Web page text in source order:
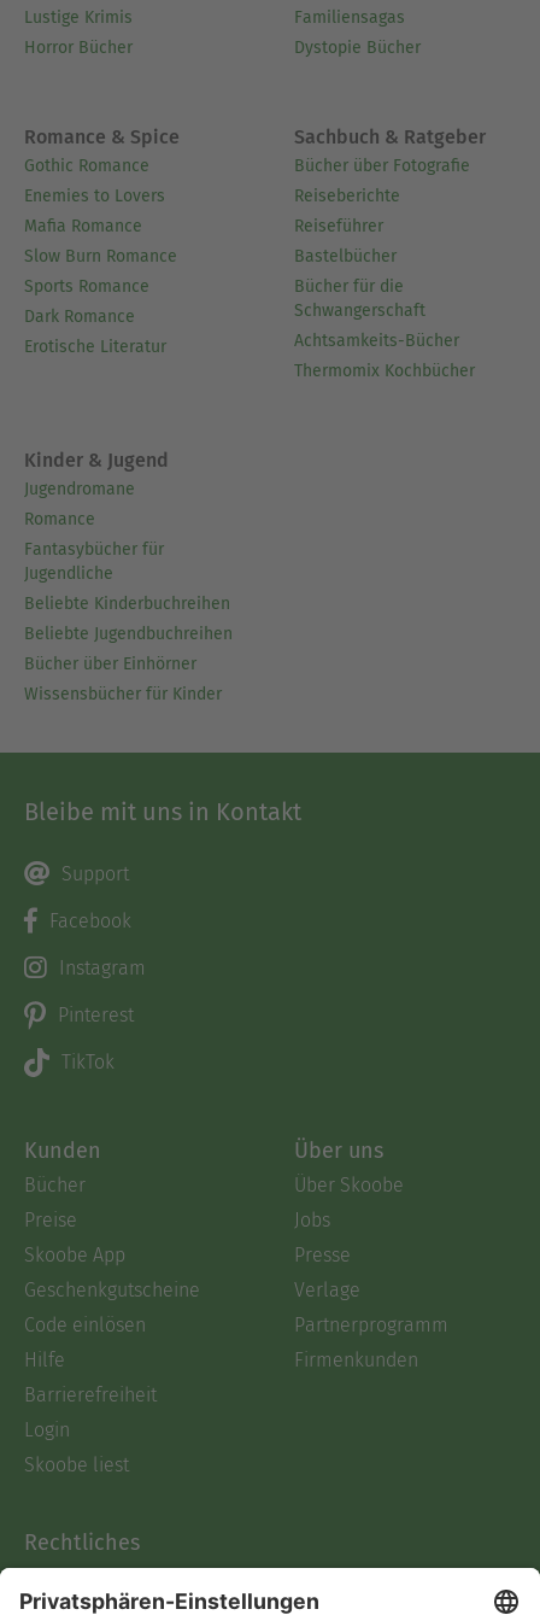
Lustige Krimis
Horror Bücher
Familiensagas
Dystopie Bücher
Romance & Spice
Gothic Romance
Enemies to Lovers
Mafia Romance
Slow Burn Romance
Sports Romance
Dark Romance
Erotische Literatur
Sachbuch & Ratgeber
Bücher über Fotografie
Reiseberichte
Reiseführer
Bastelbücher
Bücher für die
Schwangerschaft
Achtsamkeits-Bücher
Thermomix Kochbücher
Kinder & Jugend
Jugendromane
Romance
Fantasybücher für
Jugendliche
Beliebte Kinderbuchreihen
Beliebte Jugendbuchreihen
Bücher über Einhörner
Wissensbücher für Kinder
Bleibe mit uns in Kontakt
Support
Facebook
Instagram
Pinterest
TikTok
Kunden
Bücher
Preise
Skoobe App
Geschenkgutscheine
Code einlösen
Hilfe
Barrierefreiheit
Login
Skoobe liest
Über uns
Über Skoobe
Jobs
Presse
Verlage
Partnerprogramm
Firmenkunden
Rechtliches